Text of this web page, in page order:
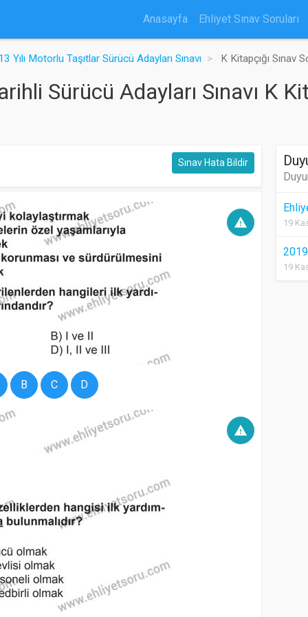
Anasayfa Ehliyet Sınav Soruları
Yılı Motorlu Taşıtlar Sürücü Adayları Sınavı K Kitapçığı Sınav
Sürücü Adayları Sınavı K
Sınav Hata Bildir
warning
B C D
warning
19
19